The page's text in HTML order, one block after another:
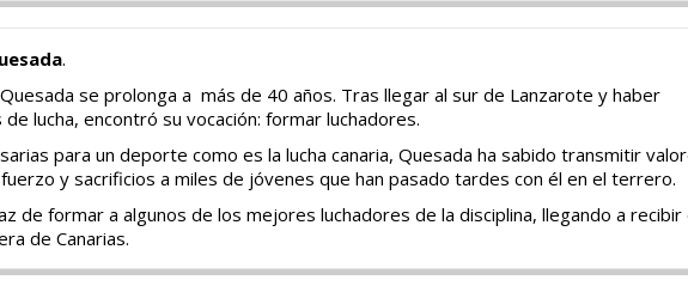
.
se prolonga a más de 40 años. Tras llegar al sur de Lanzarote y haber
lucha, encontró su vocación: formar luchadores.
para un deporte como es la lucha canaria, Quesada ha sabido transmitir
y sacrificios a miles de jóvenes que han pasado tardes con él en el terrero.
de formar a algunos de los mejores luchadores de la disciplina, llegando a recibir
de Canarias.